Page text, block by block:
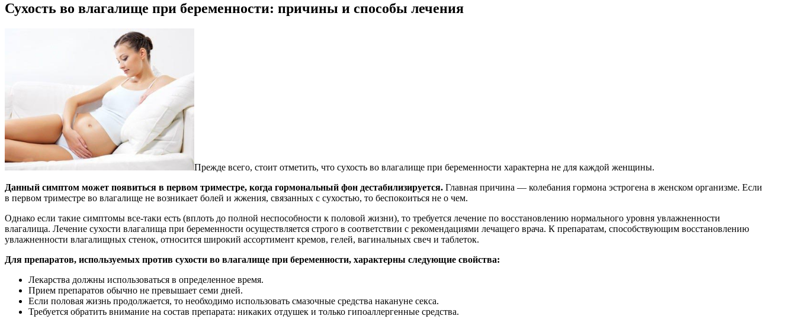
Сухость во влагалище при беременности: причины и способы лечения
Прежде всего, стоит отметить, что сухость во влагалище при беременности характерна не для каждой женщины.
Данный симптом может появиться в первом триместре, когда гормональный фон дестабилизируется. Главная причина — колебания гормона эстрогена в женском организме. Если
в первом триместре во влагалище не возникает болей и жжения, связанных с сухостью, то беспокоиться не о чем.
Однако если такие симптомы все-таки есть (вплоть до полной неспособности к половой жизни), то требуется лечение по восстановлению нормального уровня увлажненности
влагалища. Лечение сухости влагалища при беременности осуществляется строго в соответствии с рекомендациями лечащего врача. К препаратам, способствующим восстановлению
увлажненности влагалищных стенок, относится широкий ассортимент кремов, гелей, вагинальных свеч и таблеток.
Для препаратов, используемых против сухости во влагалище при беременности, характерны следующие свойства:
Лекарства должны использоваться в определенное время.
Прием препаратов обычно не превышает семи дней.
Если половая жизнь продолжается, то необходимо использовать смазочные средства накануне секса.
Требуется обратить внимание на состав препарата: никаких отдушек и только гипоаллергенные средства.